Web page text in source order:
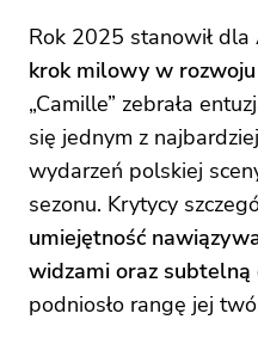
Rok 2025 stanowił
krok milowy w
„Camille” zebrała
się jednym z
wydarzeń polskiej
sezonu. Krytycy
umiejętność
widzami oraz
podniosło rangę jej